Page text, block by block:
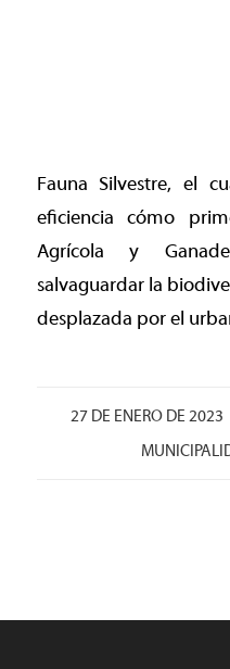
Fauna Silvestre, el
eficiencia cómo
Agrícola y
salvaguardar la
desplazada por el
27 DE ENERO DE 2023
/